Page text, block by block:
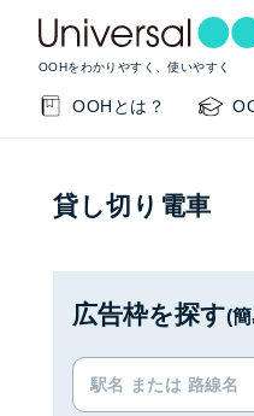
OOHをわかりやすく、使いやすく
OOHとは？
貸し切り電車
広告枠を探す(